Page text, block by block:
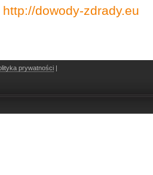
http://dowody-zdrady.eu
prywatności |